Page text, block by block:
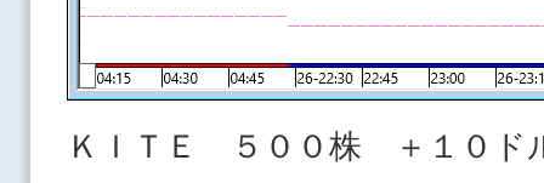
ＫＩＴＥ ５００株 ＋１０ド